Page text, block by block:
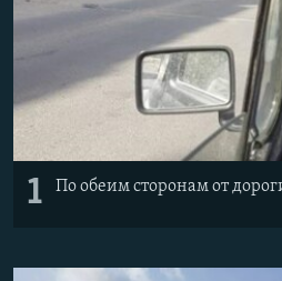
Все сайты РСЕ/РС
1 По обеим сторонам от